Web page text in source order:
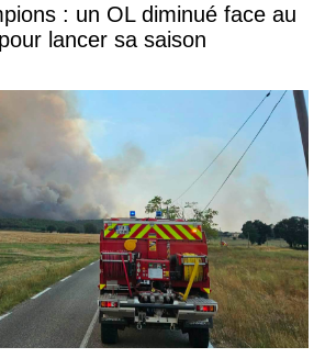
: un OL diminué face au
lancer sa saison